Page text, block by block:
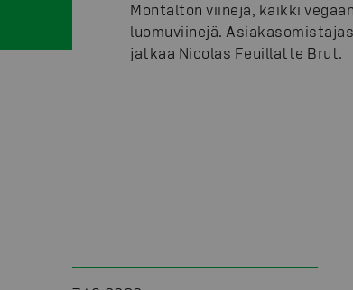
Montalton viinejä, kaikki
luomuviinejä.
jatkaa Nicolas Feuillatte Brut.